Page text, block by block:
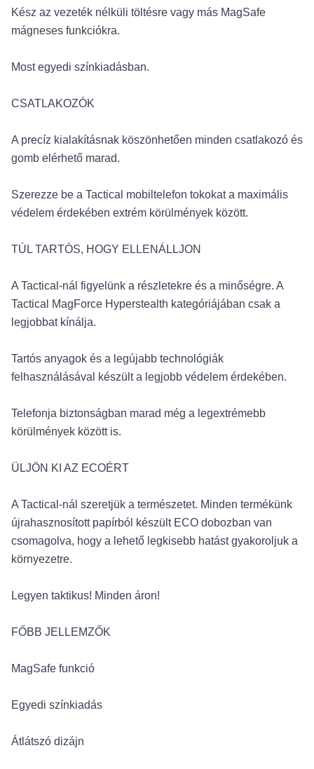
Kész az vezeték nélküli töltésre vagy más MagSafe
mágneses funkciókra.
Most egyedi színkiadásban.
CSATLAKOZÓK
A precíz kialakításnak köszönhetően minden csatlakozó és
gomb elérhető marad.
Szerezze be a Tactical mobiltelefon tokokat a maximális
védelem érdekében extrém körülmények között.
TÚL TARTÓS, HOGY ELLENÁLLJON
A Tactical-nál figyelünk a részletekre és a minőségre. A
Tactical MagForce Hyperstealth kategóriájában csak a
legjobbat kínálja.
Tartós anyagok és a legújabb technológiák
felhasználásával készült a legjobb védelem érdekében.
Telefonja biztonságban marad még a legextrémebb
körülmények között is.
ÜLJÖN KI AZ ECOÉRT
A Tactical-nál szeretjük a természetet. Minden termékünk
újrahasznosított papírból készült ECO dobozban van
csomagolva, hogy a lehető legkisebb hatást gyakoroljuk a
környezetre.
Legyen taktikus! Minden áron!
FŐBB JELLEMZŐK
MagSafe funkció
Egyedi színkiadás
Átlátszó dizájn